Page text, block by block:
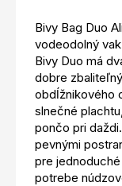
Bivy Bag Duo
vodeodolný
Bivy Duo má
dobre
obdĺžnikového
slnečné
pončo pri
pevnými
pre
potrebe